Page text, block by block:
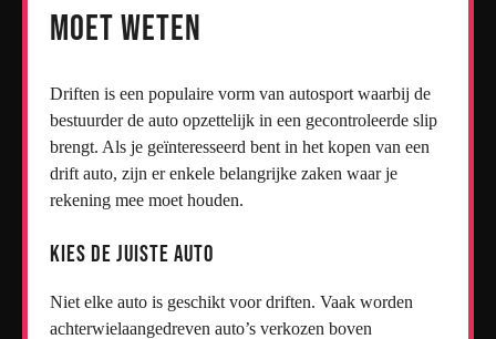
moet weten
Driften is een populaire vorm van autosport waarbij de
bestuurder de auto opzettelijk in een gecontroleerde slip
brengt. Als je geïnteresseerd bent in het kopen van een
drift auto, zijn er enkele belangrijke zaken waar je
rekening mee moet houden.
Kies de juiste auto
Niet elke auto is geschikt voor driften. Vaak worden
achterwielaangedreven auto’s verkozen boven